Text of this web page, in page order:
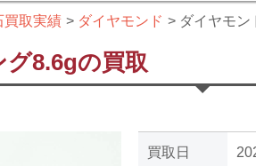
買取実績 ダイヤモンド ダイヤモン
8.6gの買取
買取日